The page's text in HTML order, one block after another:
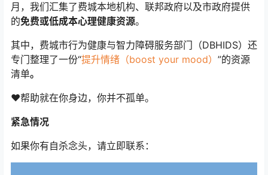
月，我们汇集了费城本地机构、联邦政府以及市政府提供
的免费或低成本心理健康资源。
其中，费城市行为健康与智力障碍服务部门（DBHIDS）还
专门整理了一份“提升情绪（boost your mood） ”的资源
清单。
❤️帮助就在你身边，你并不孤单。
紧急情况
如果你有自杀念头，请立即联系：